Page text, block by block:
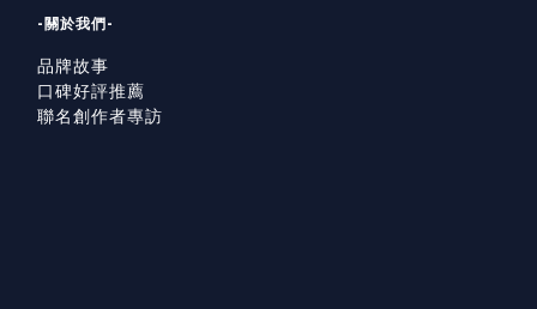
-關於我們-
品牌故事
口碑好評推薦
聯名創作者專訪